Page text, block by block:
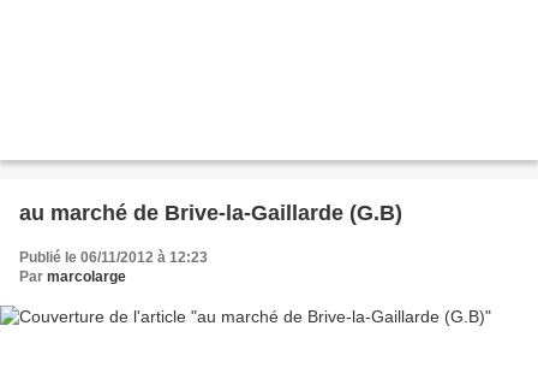
au marché de Brive-la-Gaillarde (G.B)
Publié le 06/11/2012 à 12:23
Par marcolarge